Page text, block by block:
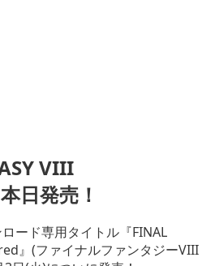
VIII
日発売！
ード専用タイトル『FINAL
』(ファイナルファンタジーVIII